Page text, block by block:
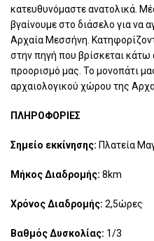
κατευθυνόμαστε ανατολικά.
βγαίνουμε στο διάσελο για να
Αρχαία Μεσσήνη.
στην πηγή που βρίσκεται κάτω
προορισμό μας. Το μονοπάτι
αρχαιολογικού χώρου της
ΠΛΗΡΟΦΟΡΙΕΣ
Σημείο εκκίνησης: Πλατεία
Μήκος Διαδρομής: 8km
Χρόνος Διαδρομής: 2,5ώρες
Βαθμός Δυσκολίας: 1/3